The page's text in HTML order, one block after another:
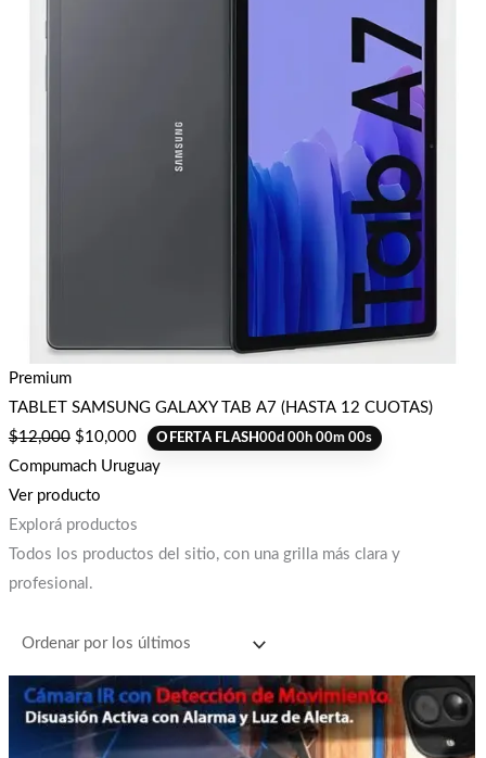
Premium
TABLET SAMSUNG GALAXY TAB A7 (HASTA 12 CUOTAS)
$12,000 $10,000 OFERTA FLASH00d00h00m00s
Compumach Uruguay
Ver producto
Explorá productos
Todos los productos del sitio, con una grilla más clara y
profesional.